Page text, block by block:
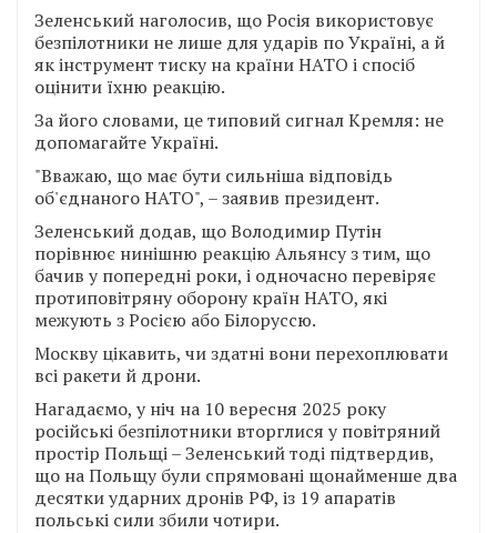
Зеленський наголосив, що Росія використовує
безпілотники не лише для ударів по Україні, а й
як інструмент тиску на країни НАТО і спосіб
оцінити їхню реакцію.
За його словами, це типовий сигнал Кремля: не
допомагайте Україні.
"Вважаю, що має бути сильніша відповідь
об'єднаного НАТО", – заявив президент.
Зеленський додав, що Володимир Путін
порівнює нинішню реакцію Альянсу з тим, що
бачив у попередні роки, і одночасно перевіряє
протиповітряну оборону країн НАТО, які
межують з Росією або Білоруссю.
Москву цікавить, чи здатні вони перехоплювати
всі ракети й дрони.
Нагадаємо, у ніч на 10 вересня 2025 року
російські безпілотники вторглися у повітряний
простір Польщі – Зеленський тоді підтвердив,
що на Польщу були спрямовані щонайменше два
десятки ударних дронів РФ, із 19 апаратів
польські сили збили чотири.